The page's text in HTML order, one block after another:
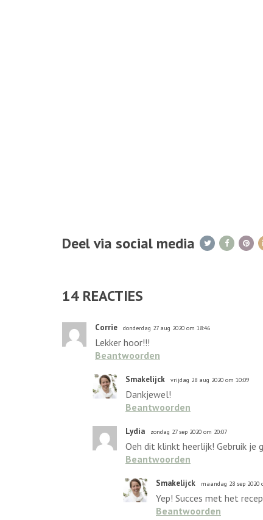
Deel via social media
14 REACTIES
Corrie donderdag 27 aug 2020 om 18:46
Lekker hoor!!!
Beantwoorden
Smakelijck vrijdag 28 aug 2020 om 10:09
Dankjewel!
Beantwoorden
Lydia zondag 27 sep 2020 om 20:07
Oeh dit klinkt heerlijk! Gebruik je
Beantwoorden
Smakelijck maandag 28 sep 2020
Yep! Succes met het
Beantwoorden